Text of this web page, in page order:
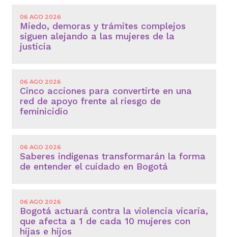
06 AGO 2026
Miedo, demoras y trámites complejos
siguen alejando a las mujeres de la
justicia
06 AGO 2026
Cinco acciones para convertirte en una
red de apoyo frente al riesgo de
feminicidio
06 AGO 2026
Saberes indígenas transformarán la forma
de entender el cuidado en Bogotá
06 AGO 2026
Bogotá actuará contra la violencia vicaria,
que afecta a 1 de cada 10 mujeres con
hijas e hijos